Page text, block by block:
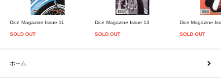
Dice Magazine Issue 11
SOLD OUT
Dice Magazine Issue 13
SOLD OUT
Dice Magazine
SOLD OUT
ホーム